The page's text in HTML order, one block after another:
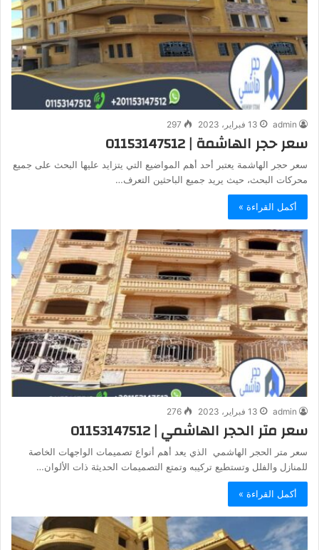
admin 13 فبراير، 2023 297
سعر حجر الهاشمة | 01153147512
سعر حجر الهاشمة يعتبر أحد أهم المواضيع التي يتزايد عليها البحث على جميع
محركات البحث، حيث يريد جميع الباحثين التعرف…
أكمل القراءة »
admin 13 فبراير، 2023 276
سعر متر الحجر الهاشمي | 01153147512
سعر متر الحجر الهاشمي الذي يعد أهم أنواع تصميمات الواجهات الخاصة
للمنازل والفلل وتستطيع تركيبه وتمتع التصميمات الحديثة ذات الألوان…
أكمل القراءة »